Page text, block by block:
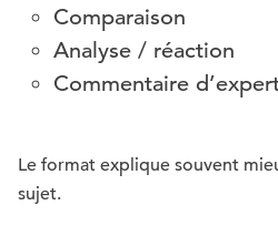
Comparaison
Analyse / réaction
Commentaire
Le format explique souvent
sujet.